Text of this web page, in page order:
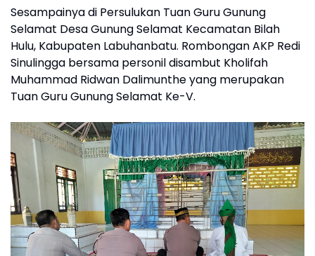
Sesampainya di Persulukan Tuan Guru Gunung
Selamat Desa Gunung Selamat Kecamatan Bilah
Hulu, Kabupaten Labuhanbatu. Rombongan AKP Redi
Sinulingga bersama personil disambut Kholifah
Muhammad Ridwan Dalimunthe yang merupakan
Tuan Guru Gunung Selamat Ke-V.